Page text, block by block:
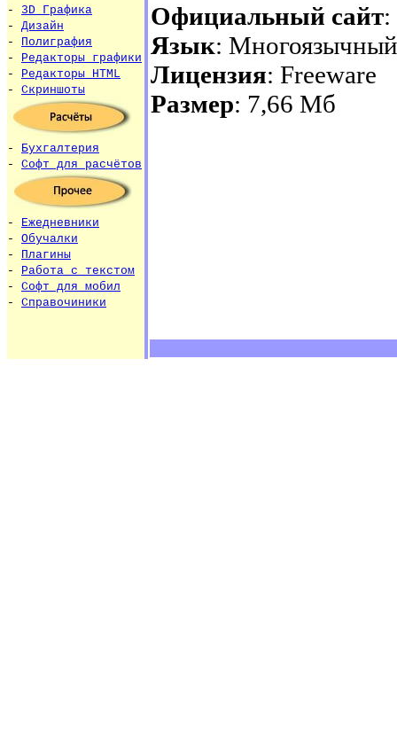
- 3D Графика
- Дизайн
- Полиграфия
- Редакторы графики
- Редакторы HTML
- Скриншоты
- Бухгалтерия
- Софт для расчётов
- Ежедневники
- Обучалки
- Плагины
- Работа с текстом
- Софт для мобил
- Справочиники
Официальный сайт:
Язык:
Лицензия: Freeware
Размер: 7,66 Мб